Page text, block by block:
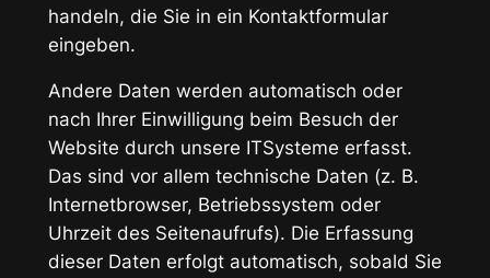
handeln, die Sie in ein Kontaktformular
eingeben.
Andere Daten werden automatisch oder
nach Ihrer Einwilligung beim Besuch der
Website durch unsere ITSysteme erfasst.
Das sind vor allem technische Daten (z. B.
Internetbrowser, Betriebssystem oder
Uhrzeit des Seitenaufrufs). Die Erfassung
dieser Daten erfolgt automatisch, sobald Sie